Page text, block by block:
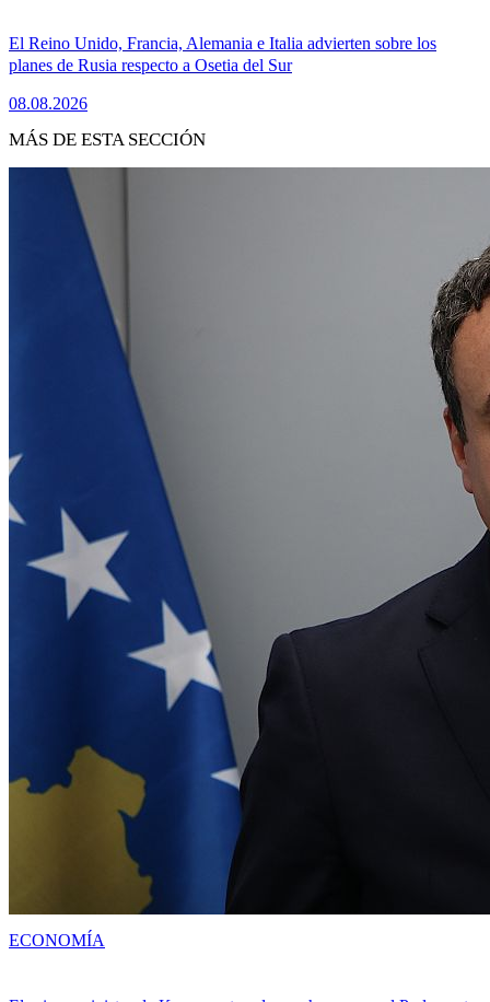
El Reino Unido, Francia, Alemania e Italia advierten sobre los
planes de Rusia respecto a Osetia del Sur
08.08.2026
MÁS DE ESTA SECCIÓN
ECONOMÍA